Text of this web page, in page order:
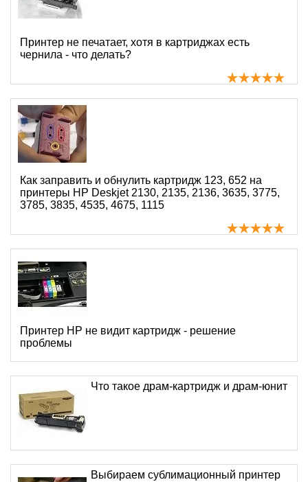
Принтер не печатает, хотя в картриджах есть
чернила - что делать?
Как заправить и обнулить картридж 123, 652 на
принтеры HP Deskjet 2130, 2135, 2136, 3635, 3775,
3785, 3835, 4535, 4675, 1115
Принтер HP не видит картридж - решение
проблемы
Что такое драм-картридж и драм-юнит
Выбираем сублимационный принтер